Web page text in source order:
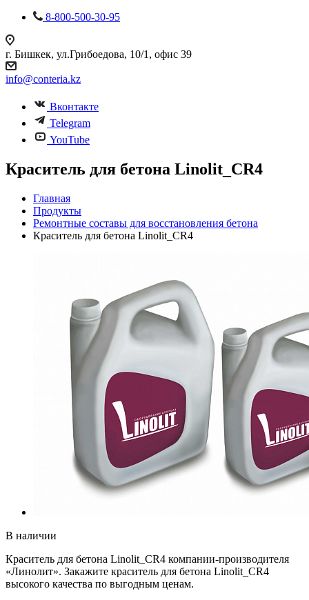
8-800-500-30-95
г. Бишкек, ул.Грибоедова, 10/1, офис 39
info@conteria.kz
Вконтакте
Telegram
YouTube
Краситель для бетона Linolit_CR4
Главная
Продукты
Ремонтные составы для восстановления бетона
Краситель для бетона Linolit_CR4
В наличии
Краситель для бетона Linolit_CR4 компании-производителя
«Линолит». Закажите краситель для бетона Linolit_CR4
высокого качества по выгодным ценам.